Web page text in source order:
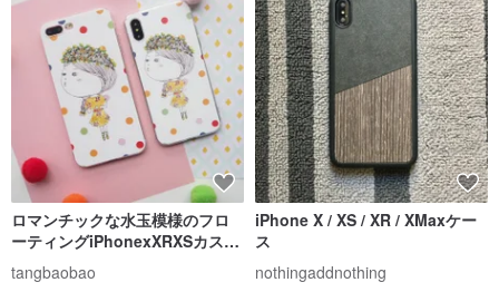
ロマンチックな水玉模様のフロ
ーティングiPhonexXRXSカスタ
ムメイドのiPhone8携帯電話ケ
ース交換ギフト
tangbaobao
iPhone X / XS / XR / XMaxケー
ス
nothingaddnothing